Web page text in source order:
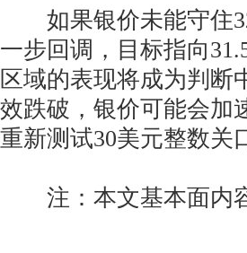
如果银价未能守住
一步回调，目标指向
区域的表现将成为判断
效跌破，银价可能会加
重新测试30美元整数关
注：本文基本面内